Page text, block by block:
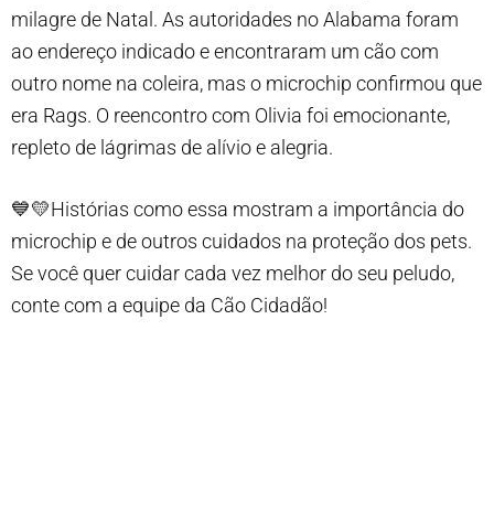
milagre de Natal. As autoridades no Alabama foram
ao endereço indicado e encontraram um cão com
outro nome na coleira, mas o microchip confirmou que
era Rags. O reencontro com Olivia foi emocionante,
repleto de lágrimas de alívio e alegria.
💙💛Histórias como essa mostram a importância do
microchip e de outros cuidados na proteção dos pets.
Se você quer cuidar cada vez melhor do seu peludo,
conte com a equipe da Cão Cidadão!